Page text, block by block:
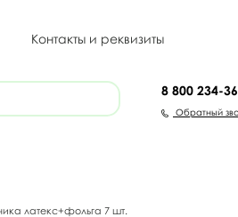
Контакты и реквизиты
8 800 234-
Обратный
латекс+фольга 7 шт.